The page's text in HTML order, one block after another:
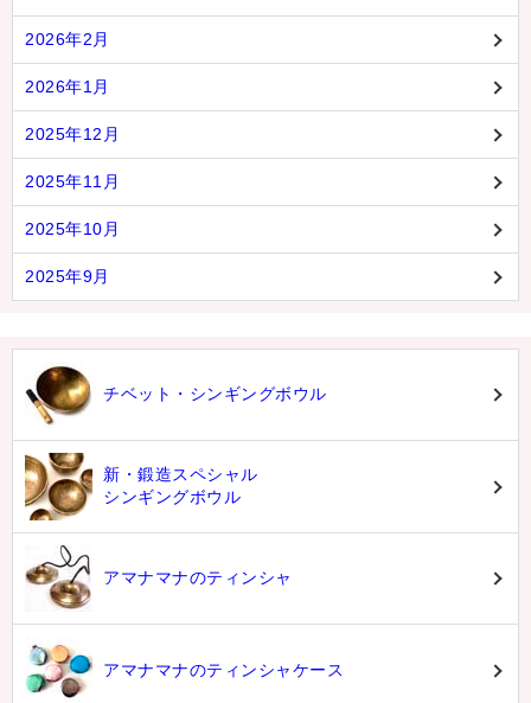
2026年2月
2026年1月
2025年12月
2025年11月
2025年10月
2025年9月
チベット・シンギングボウル
新・鍛造スペシャル
シンギングボウル
アマナマナのティンシャ
アマナマナのティンシャケース